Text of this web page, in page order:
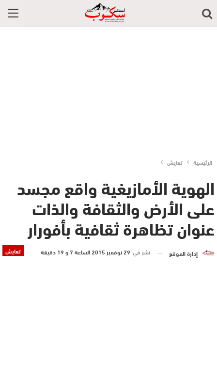
الرئيسية تعايش
الهوية الأمازيغية واقع مجسد
على الأرض والثقافة والذات
عنوان تظاهرة ثقافية بأفورار
تعايش إدارة الموقع نشر في 29 نوفمبر 2015 الساعة 7 و 19 دقيقة